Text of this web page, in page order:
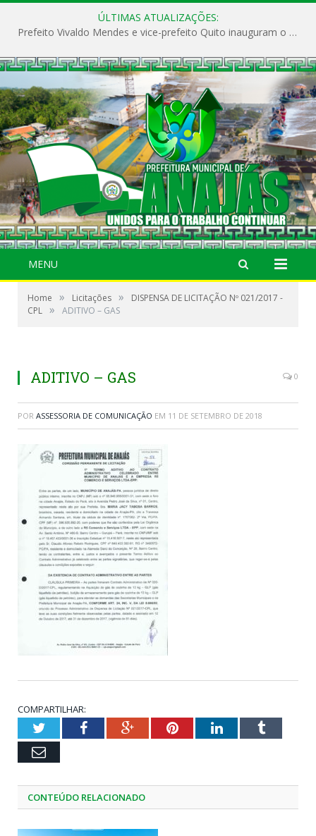
ÚLTIMAS ATUALIZAÇÕES:
Prefeito Vivaldo Mendes e vice-prefeito Quito inauguram o CAPS e fortalecem a saúde pública em Anajás.
MENU
Home » Licitações »
DISPENSA DE LICITAÇÃO Nº 021/2017 -
CPL » ADITIVO – GAS
ADITIVO – GAS 0
POR ASSESSORIA DE COMUNICAÇÃO EM 11 DE SETEMBRO DE 2018
COMPARTILHAR:
TwitterFacebookGoogle+PinterestLinkedInTumblr
Email
CONTEÚDO RELACIONADO